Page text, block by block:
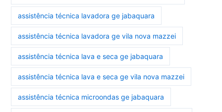
assistência técnica lavadora ge jabaquara
assistência técnica lavadora ge vila nova mazzei
assistência técnica lava e seca ge jabaquara
assistência técnica lava e seca ge vila nova mazzei
assistência técnica microondas ge jabaquara